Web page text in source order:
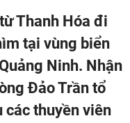
Thanh Hóa đi
tại vùng biển
Ninh. Nhận
Đảo Trần tổ
các thuyền viên